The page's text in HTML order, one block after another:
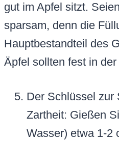
gut im Apfel sitzt.
sparsam, denn die
Hauptbestandteil des
Äpfel sollten fest in
Der Schlüssel zur
Zartheit: Gießen
Wasser) etwa 1-2